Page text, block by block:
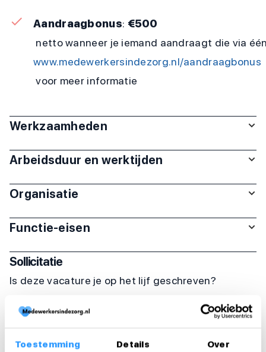
Toestemming Details Over
Aandraagbonus: €500
netto wanneer je iemand aandraagt die via
www.medewerkersindezorg.nl/aandraagbonus
voor meer informatie
Werkzaamheden
Arbeidsduur en werktijden
Organisatie
Functie-eisen
Sollicitatie
Is deze vacature je op het lijf geschreven?
Solliciteer direct